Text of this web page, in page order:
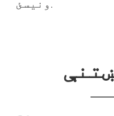
ونیسئ.